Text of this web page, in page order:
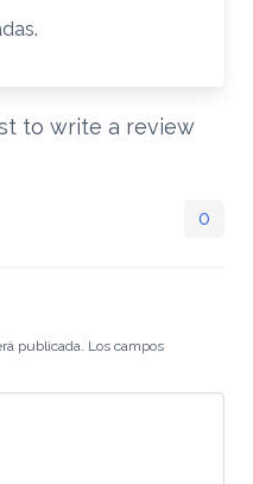
to write a review
0
publicada. Los campos